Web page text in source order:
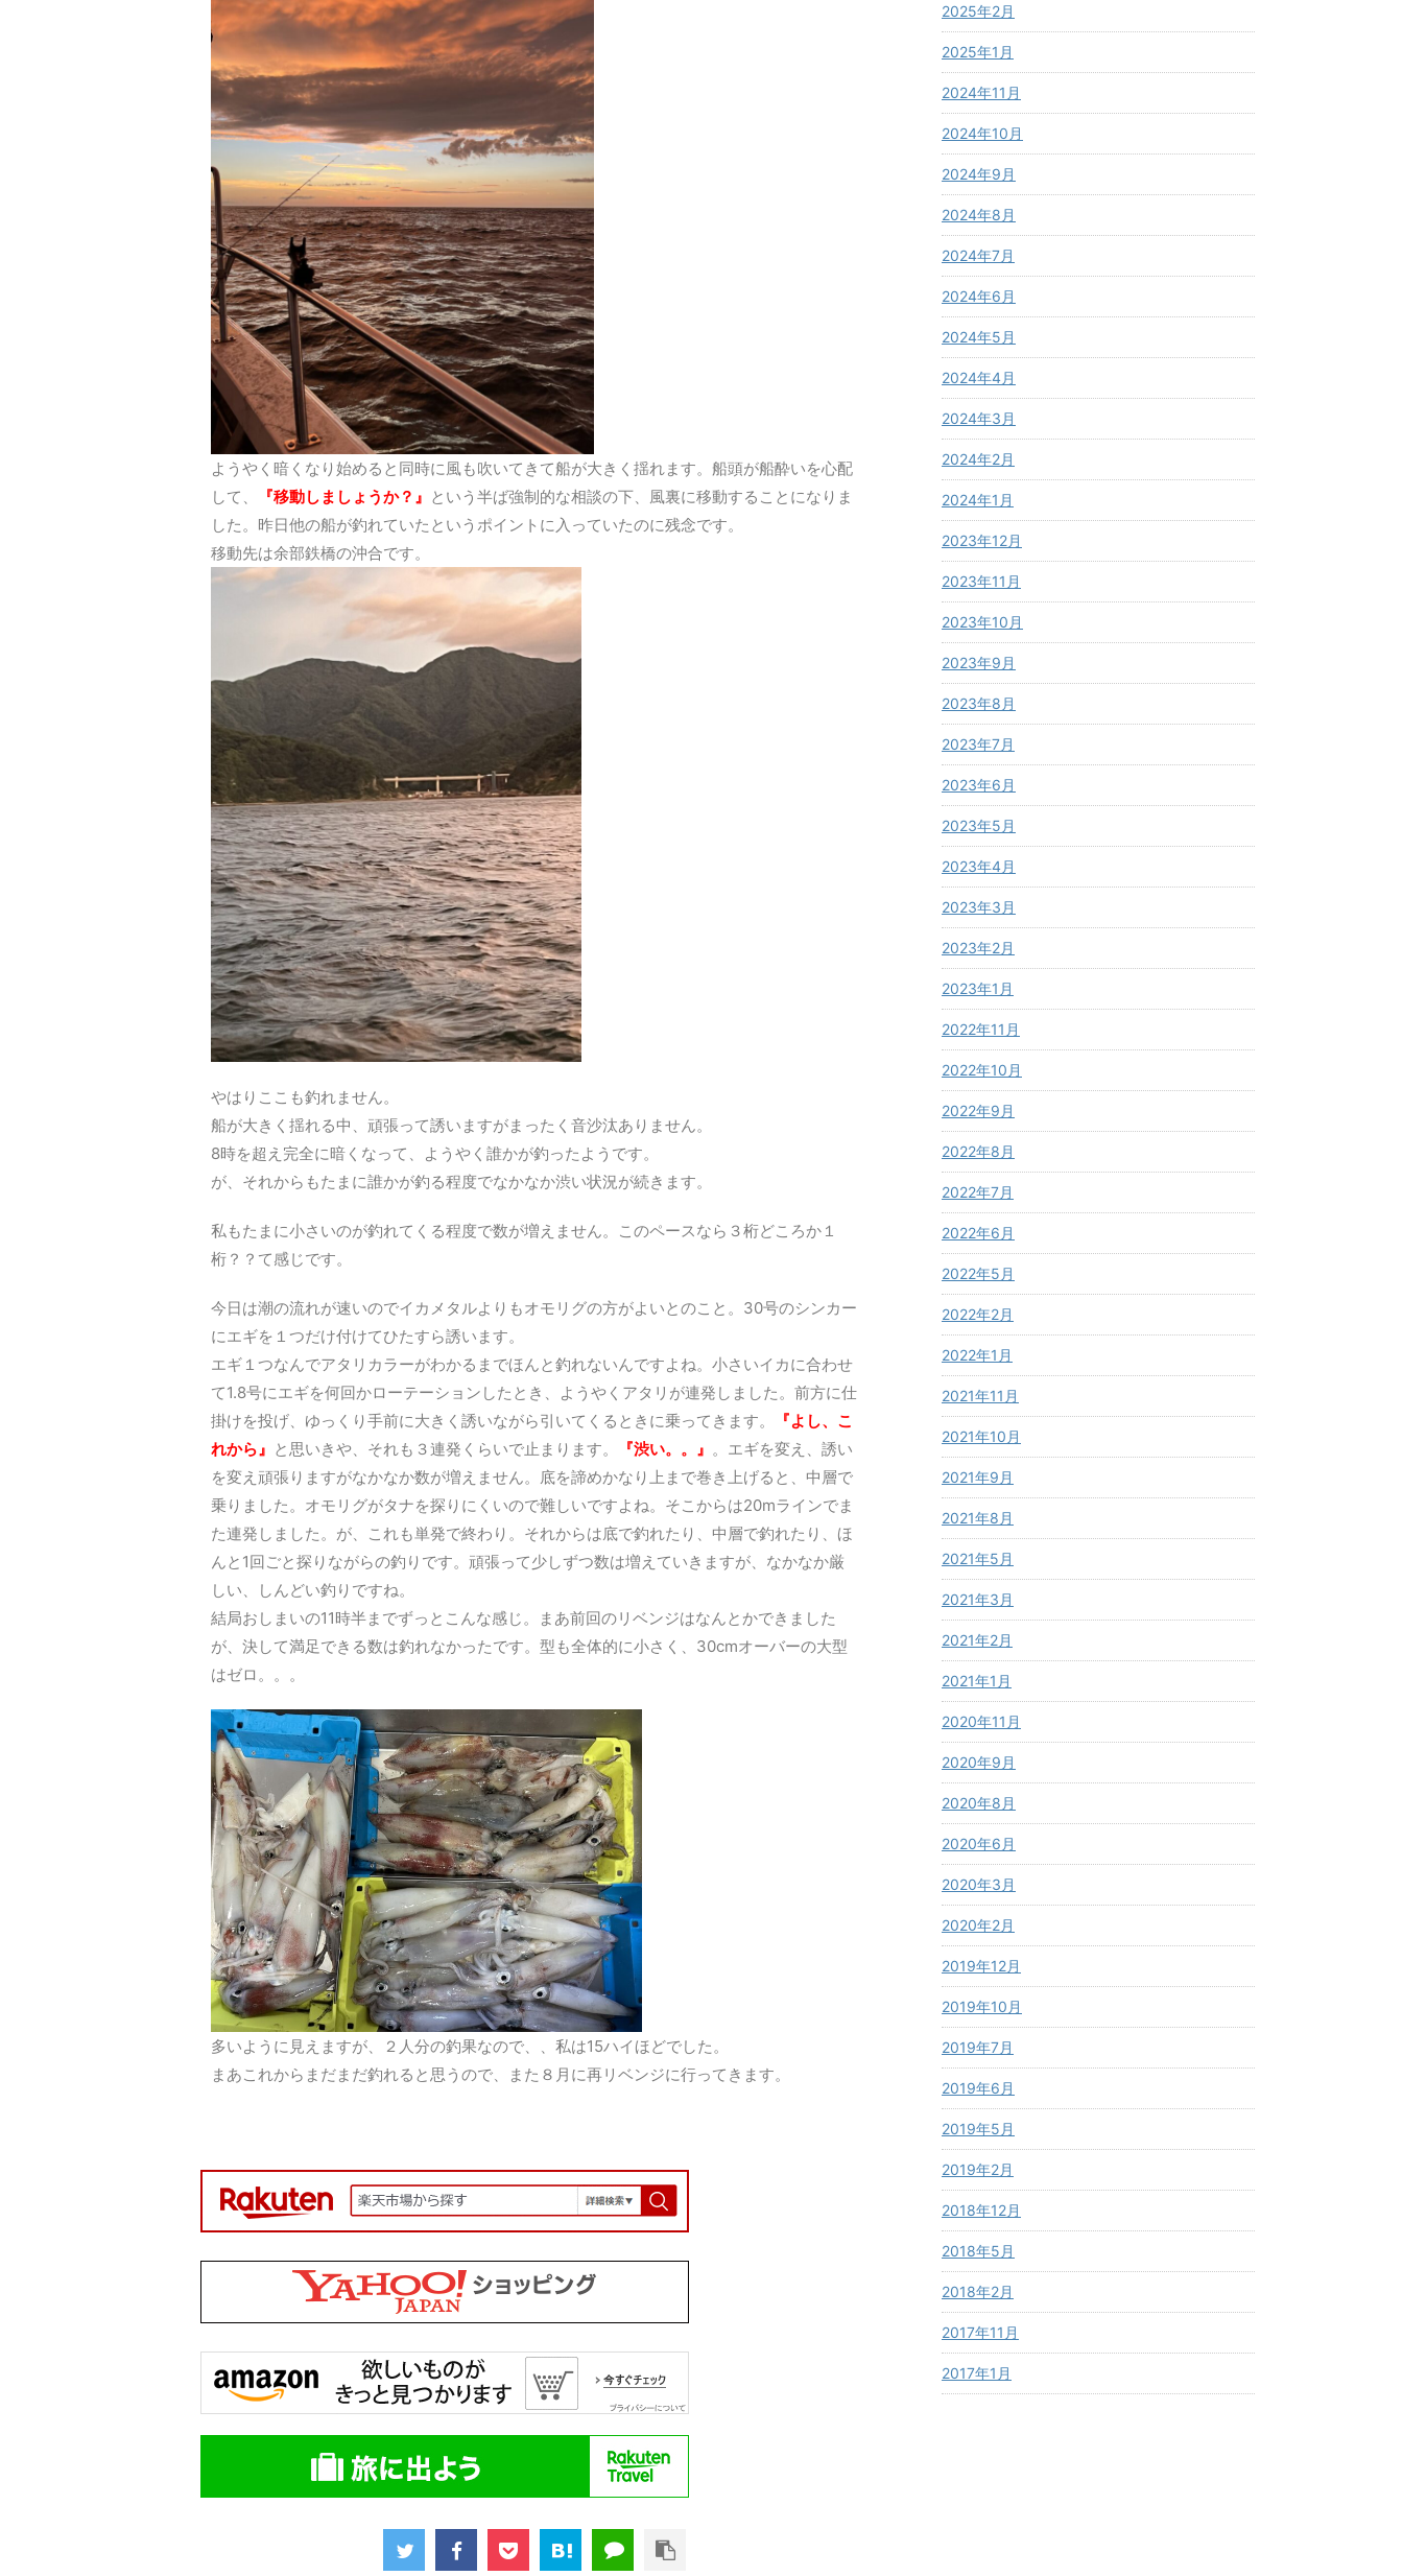
ようやく暗くなり始めると同時に風も吹いてきて船が大きく揺れます。船頭が船酔いを心配
して、
『移動しましょうか？』 という半ば強制的な相談の下、風裏に移動することになりま
した。昨日他の船が釣れていたというポイントに入っていたのに残念です。
移動先は余部鉄橋の沖合です。
やはりここも釣れません。
船が大きく揺れる中、頑張って誘いますがまったく音沙汰ありません。
8時を超え完全に暗くなって、ようやく誰かが釣ったようです。
が、それからもたまに誰かが釣る程度でなかなか渋い状況が続きます。
私もたまに小さいのが釣れてくる程度で数が増えません。このペースなら３桁どころか１
桁？？て感じです。
今日は潮の流れが速いのでイカメタルよりもオモリグの方がよいとのこと。30号のシンカー
にエギを１つだけ付けてひたすら誘います。
エギ１つなんでアタリカラーがわかるまでほんと釣れないんですよね。小さいイカに合わせ
て1.8号にエギを何回かローテーションしたとき、ようやくアタリが連発しました。前方に仕
掛けを投げ、ゆっくり手前に大きく誘いながら引いてくるときに乗ってきます。
『よし、こ
れから』 と思いきや、それも３連発くらいで止まります。 『渋い。。』 。エギを変え、誘い
を変え頑張りますがなかなか数が増えません。底を諦めかなり上まで巻き上げると、中層で
乗りました。オモリグがタナを探りにくいので難しいですよね。そこからは20mラインでま
た連発しました。が、これも単発で終わり。それからは底で釣れたり、中層で釣れたり、ほ
んと1回ごと探りながらの釣りです。頑張って少しずつ数は増えていきますが、なかなか厳
しい、しんどい釣りですね。
結局おしまいの11時半までずっとこんな感じ。まあ前回のリベンジはなんとかできました
が、決して満足できる数は釣れなかったです。型も全体的に小さく、30cmオーバーの大型
はゼロ。。。
多いように見えますが、２人分の釣果なので、、私は15ハイほどでした。
まあこれからまだまだ釣れると思うので、また８月に再リベンジに行ってきます。
2025年2月
2025年1月
2024年11月
2024年10月
2024年9月
2024年8月
2024年7月
2024年6月
2024年5月
2024年4月
2024年3月
2024年2月
2024年1月
2023年12月
2023年11月
2023年10月
2023年9月
2023年8月
2023年7月
2023年6月
2023年5月
2023年4月
2023年3月
2023年2月
2023年1月
2022年11月
2022年10月
2022年9月
2022年8月
2022年7月
2022年6月
2022年5月
2022年2月
2022年1月
2021年11月
2021年10月
2021年9月
2021年8月
2021年5月
2021年3月
2021年2月
2021年1月
2020年11月
2020年9月
2020年8月
2020年6月
2020年3月
2020年2月
2019年12月
2019年10月
2019年7月
2019年6月
2019年5月
2019年2月
2018年12月
2018年5月
2018年2月
2017年11月
2017年1月